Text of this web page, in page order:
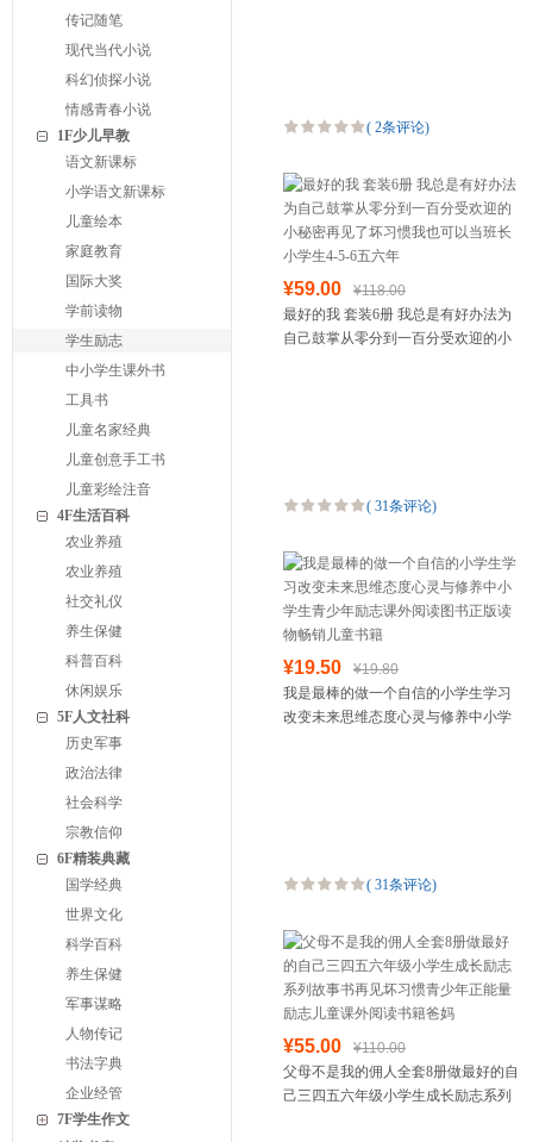
传记随笔
现代当代小说
科幻侦探小说
情感青春小说
1F少儿早教
语文新课标
小学语文新课标
儿童绘本
家庭教育
国际大奖
学前读物
学生励志
中小学生课外书
工具书
儿童名家经典
儿童创意手工书
儿童彩绘注音
4F生活百科
农业养殖
农业养殖
社交礼仪
养生保健
科普百科
休闲娱乐
5F人文社科
历史军事
政治法律
社会科学
宗教信仰
6F精装典藏
国学经典
世界文化
科学百科
养生保健
军事谋略
人物传记
书法字典
企业经管
7F学生作文
( 2条评论)
¥59.00
¥118.00
最好的我 套装6册 我总是有好办法为
自己鼓掌从零分到一百分受欢迎的小
( 31条评论)
¥19.50
¥19.80
我是最棒的做一个自信的小学生学习
改变未来思维态度心灵与修养中小学
( 31条评论)
¥55.00
¥110.00
父母不是我的佣人全套8册做最好的自
己三四五六年级小学生成长励志系列